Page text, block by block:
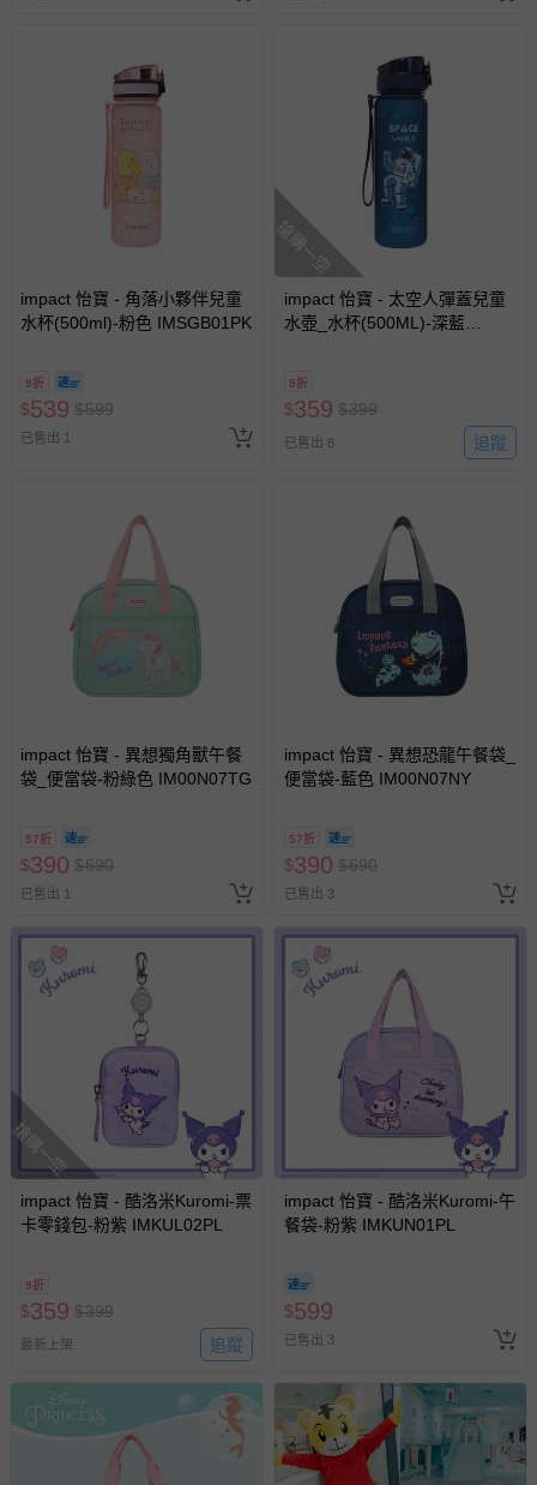
impact 怡寶 - 角落小夥伴兒童
水杯(500ml)-粉色 IMSGB01PK
9折
$539 $599
已售出 1
搶購一空
impact 怡寶 - 太空人彈蓋兒童
水壺_水杯(500ML)-深藍
9折
$359 $399
已售出 8 追蹤
impact 怡寶 - 異想獨角獸午餐
袋_便當袋-粉綠色 IM00N07TG
57折
$390 $690
已售出 1
impact 怡寶 - 異想恐龍午餐袋_
便當袋-藍色 IM00N07NY
57折
$390 $690
已售出 3
搶購一空
impact 怡寶 - 酷洛米Kuromi-票
卡零錢包-粉紫 IMKUL02PL
9折
$359 $399
最新上架 追蹤
impact 怡寶 - 酷洛米Kuromi-午
餐袋-粉紫 IMKUN01PL
$599
已售出 3